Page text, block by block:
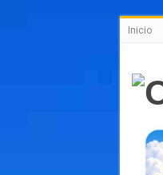
Inicio